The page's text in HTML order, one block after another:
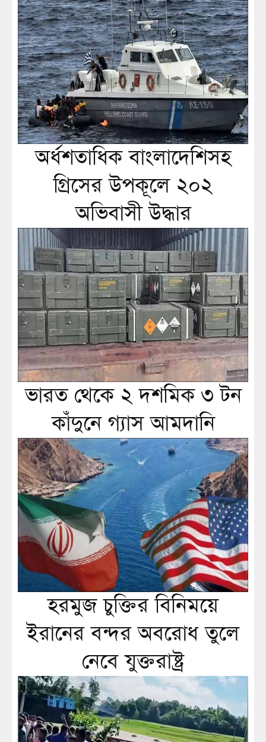
অর্ধশতাধিক বাংলাদেশিসহ
গ্রিসের উপকূলে ২০২
অভিবাসী উদ্ধার
ভারত থেকে ২ দশমিক ৩ টন
কাঁদুনে গ্যাস আমদানি
হরমুজ চুক্তির বিনিময়ে
ইরানের বন্দর অবরোধ তুলে
নেবে যুক্তরাষ্ট্র